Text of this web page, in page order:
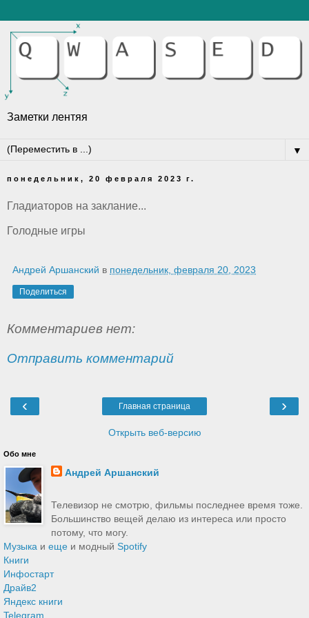
Заметки лентяя
▼
понедельник, 20 февраля 2023 г.
Гладиаторов на заклание...
Голодные игры
Андрей Аршанский в понедельник, февраля 20, 2023
Поделиться
Комментариев нет:
Отправить комментарий
‹ ›
Главная страница
Открыть веб-версию
Обо мне
Андрей Аршанский
Телевизор не смотрю, фильмы последнее время тоже.
Большинство вещей делаю из интереса или просто
потому, что могу.
Музыка и еще и модный Spotify
Книги
Инфостарт
Драйв2
Яндекс книги
Telegram